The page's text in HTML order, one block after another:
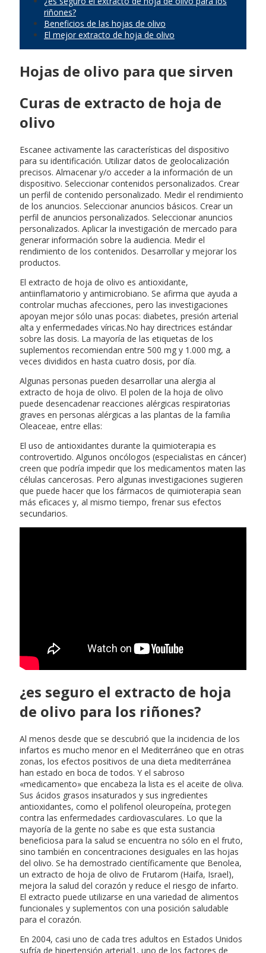
riñones?
Beneficios de las hojas de olivo
El mejor extracto de hoja de olivo
Hojas de olivo para que sirven
Curas de extracto de hoja de
olivo
Escanee activamente las características del dispositivo
para su identificación. Utilizar datos de geolocalización
precisos. Almacenar y/o acceder a la información de un
dispositivo. Seleccionar contenidos personalizados. Crear
un perfil de contenido personalizado. Medir el rendimiento
de los anuncios. Seleccionar anuncios básicos. Crear un
perfil de anuncios personalizados. Seleccionar anuncios
personalizados. Aplicar la investigación de mercado para
generar información sobre la audiencia. Medir el
rendimiento de los contenidos. Desarrollar y mejorar los
productos.
El extracto de hoja de olivo es antioxidante,
antiinflamatorio y antimicrobiano. Se afirma que ayuda a
controlar muchas afecciones, pero las investigaciones
apoyan mejor sólo unas pocas: diabetes, presión arterial
alta y enfermedades víricas.No hay directrices estándar
sobre las dosis. La mayoría de las etiquetas de los
suplementos recomiendan entre 500 mg y 1.000 mg, a
veces divididos en hasta cuatro dosis, por día.
Algunas personas pueden desarrollar una alergia al
extracto de hoja de olivo. El polen de la hoja de olivo
puede desencadenar reacciones alérgicas respiratorias
graves en personas alérgicas a las plantas de la familia
Oleaceae, entre ellas:
El uso de antioxidantes durante la quimioterapia es
controvertido. Algunos oncólogos (especialistas en cáncer)
creen que podría impedir que los medicamentos maten las
células cancerosas. Pero algunas investigaciones sugieren
que puede hacer que los fármacos de quimioterapia sean
más eficaces y, al mismo tiempo, frenar sus efectos
secundarios.
¿es seguro el extracto de hoja
de olivo para los riñones?
Al menos desde que se descubrió que la incidencia de los
infartos es mucho menor en el Mediterráneo que en otras
zonas, los efectos positivos de una dieta mediterránea
han estado en boca de todos. Y el sabroso
«medicamento» que encabeza la lista es el aceite de oliva.
Sus ácidos grasos insaturados y sus ingredientes
antioxidantes, como el polifenol oleuropeína, protegen
contra las enfermedades cardiovasculares. Lo que la
mayoría de la gente no sabe es que esta sustancia
beneficiosa para la salud se encuentra no sólo en el fruto,
sino también en concentraciones desiguales en las hojas
del olivo. Se ha demostrado científicamente que Benolea,
un extracto de hoja de olivo de Frutarom (Haifa, Israel),
mejora la salud del corazón y reduce el riesgo de infarto.
El extracto puede utilizarse en una variedad de alimentos
funcionales y suplementos con una posición saludable
para el corazón.
En 2004, casi uno de cada tres adultos en Estados Unidos
sufría de hipertensión arterial1, uno de los factores de